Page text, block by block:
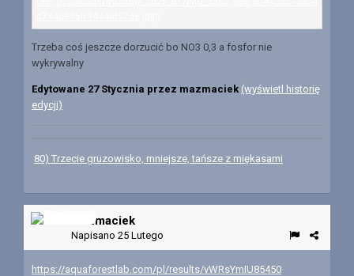
Trzeba coś jeszcze dorzucić bo NO3 0,3 a fosfor nie
wykrywalny
Edytowane 27 Stycznia przez mazmaciek (wyświetl historię
edycji)
80) Trzecie gruzowisko, mniejsze, tańsze z miękasami
mazmaciek
Napisano 25 Lutego
https://aquaforestlab.com/pl/results/vWRsYmIU85450